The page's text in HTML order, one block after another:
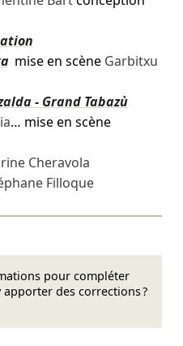
mise en scène Garbitxu
- Grand Tabazù
… mise en scène
Cheravola
Filloque
pour compléter
des corrections ?